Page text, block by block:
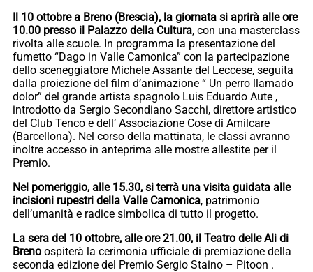
Il 10 ottobre a Breno (Brescia), la giornata si aprirà alle ore
10.00 presso il Palazzo della Cultura, con una masterclass
rivolta alle scuole. In programma la presentazione del
fumetto “Dago in Valle Camonica” con la partecipazione
dello sceneggiatore Michele Assante del Leccese, seguita
dalla proiezione del film d’animazione “ Un perro llamado
dolor” del grande artista spagnolo Luis Eduardo Aute ,
introdotto da Sergio Secondiano Sacchi, direttore artistico
del Club Tenco e dell’ Associazione Cose di Amilcare
(Barcellona). Nel corso della mattinata, le classi avranno
inoltre accesso in anteprima alle mostre allestite per il
Premio.
Nel pomeriggio, alle 15.30, si terrà una visita guidata alle
incisioni rupestri della Valle Camonica, patrimonio
dell’umanità e radice simbolica di tutto il progetto.
La sera del 10 ottobre, alle ore 21.00, il Teatro delle Ali di
Breno ospiterà la cerimonia ufficiale di premiazione della
seconda edizione del Premio Sergio Staino – Pitoon .